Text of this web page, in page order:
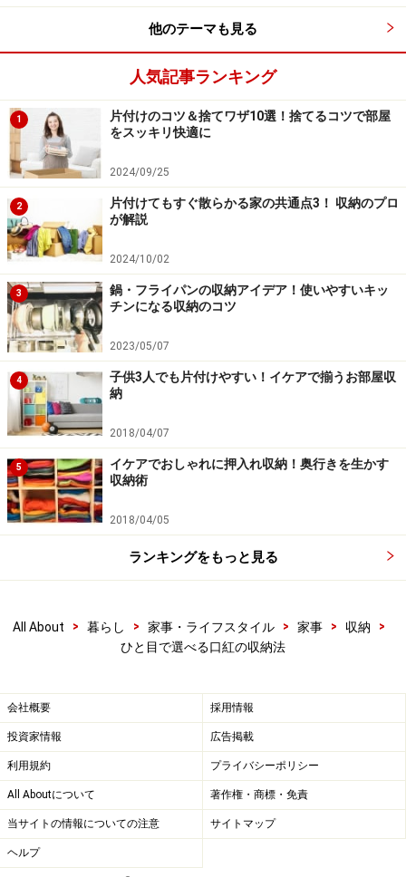
他のテーマも見る
人気記事ランキング
1
片付けのコツ＆捨てワザ10選！捨てるコツで部屋
をスッキリ快適に
2024/09/25
2
片付けてもすぐ散らかる家の共通点3！ 収納のプロ
が解説
2024/10/02
3
鍋・フライパンの収納アイデア！使いやすいキッ
チンになる収納のコツ
2023/05/07
4
子供3人でも片付けやすい！イケアで揃うお部屋収
納
2018/04/07
5
イケアでおしゃれに押入れ収納！奥行きを生かす
収納術
2018/04/05
ランキングをもっと見る
All About > 暮らし > 家事・ライフスタイル > 家事 > 収納
>
ひと目で選べる口紅の収納法
会社概要 採用情報
投資家情報 広告掲載
利用規約 プライバシーポリシー
All Aboutについて 著作権・商標・免責
当サイトの情報についての注意 サイトマップ
ヘルプ